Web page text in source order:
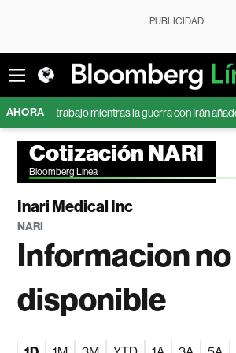
PUBLICIDAD
AHORA
el trabajo mientras la guerra con Irán añade
Cotización NARI
Bloomberg Línea
Inari Medical Inc
NARI
Informacion no
disponible